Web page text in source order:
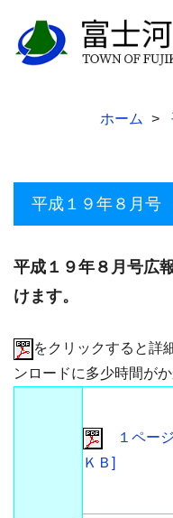
ホーム
平成１９年８月号
平成１９年８月号広
けます。
をクリックすると詳
ンロードに多少時間が
１ペー
ＫＢ]